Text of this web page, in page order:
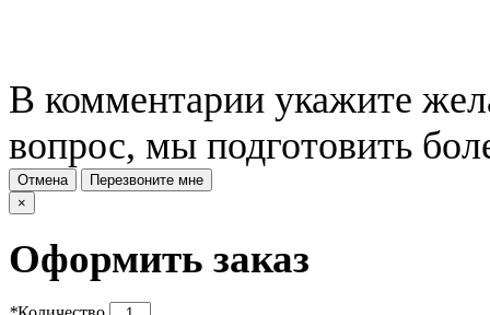
В комментарии укажите
вопрос, мы подготовить
Отмена
Перезвоните мне
×
Оформить заказ